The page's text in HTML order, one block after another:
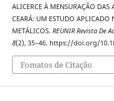
ALICERCE À MENSURAÇÃO
CEARÁ: UM ESTUDO APLICADO
METÁLICOS. REUNIR Revista De
8(2), 35–46. https://doi.org/
Fomatos de Citação